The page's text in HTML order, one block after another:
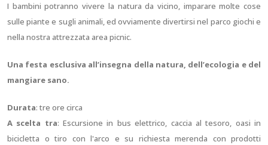
I bambini potranno vivere la natura da vicino, imparare molte cose
sulle piante e sugli animali, ed ovviamente divertirsi nel parco giochi e
nella nostra attrezzata area picnic.
Una festa esclusiva all’insegna della natura, dell’ecologia e del
mangiare sano.
Durata: tre ore circa
A scelta tra: Escursione in bus elettrico, caccia al tesoro, oasi in
bicicletta o tiro con l'arco e su richiesta merenda con prodotti